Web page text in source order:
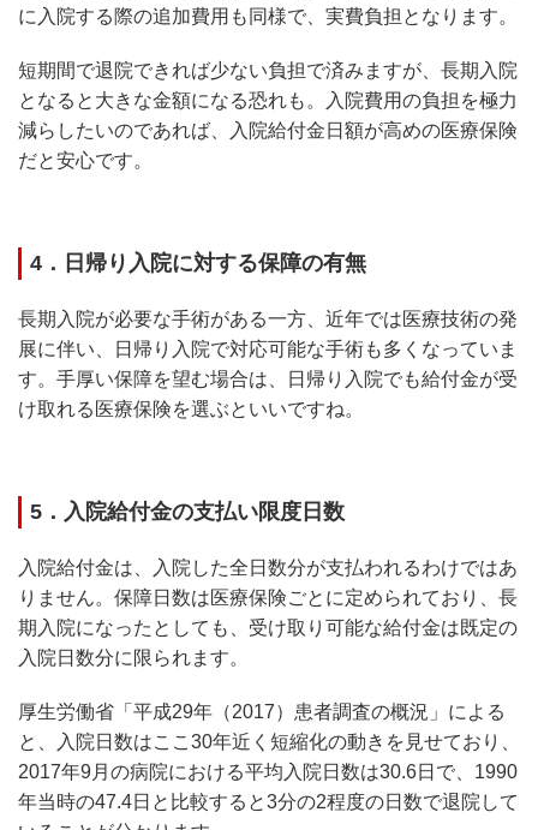
に入院する際の追加費用も同様で、実費負担となります。
短期間で退院できれば少ない負担で済みますが、長期入院
となると大きな金額になる恐れも。入院費用の負担を極力
減らしたいのであれば、入院給付金日額が高めの医療保険
だと安心です。
4．日帰り入院に対する保障の有無
長期入院が必要な手術がある一方、近年では医療技術の発
展に伴い、日帰り入院で対応可能な手術も多くなっていま
す。手厚い保障を望む場合は、日帰り入院でも給付金が受
け取れる医療保険を選ぶといいですね。
5．入院給付金の支払い限度日数
入院給付金は、入院した全日数分が支払われるわけではあ
りません。保障日数は医療保険ごとに定められており、長
期入院になったとしても、受け取り可能な給付金は既定の
入院日数分に限られます。
厚生労働省「平成29年（2017）患者調査の概況」による
と、入院日数はここ30年近く短縮化の動きを見せており、
2017年9月の病院における平均入院日数は30.6日で、1990
年当時の47.4日と比較すると3分の2程度の日数で退院して